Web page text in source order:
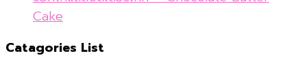
Cake
Catagories List